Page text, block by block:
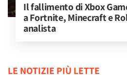
Il fallimento di Xbox
a Fortnite, Minecraft e
analista
LE NOTIZIE PIÙ LETTE